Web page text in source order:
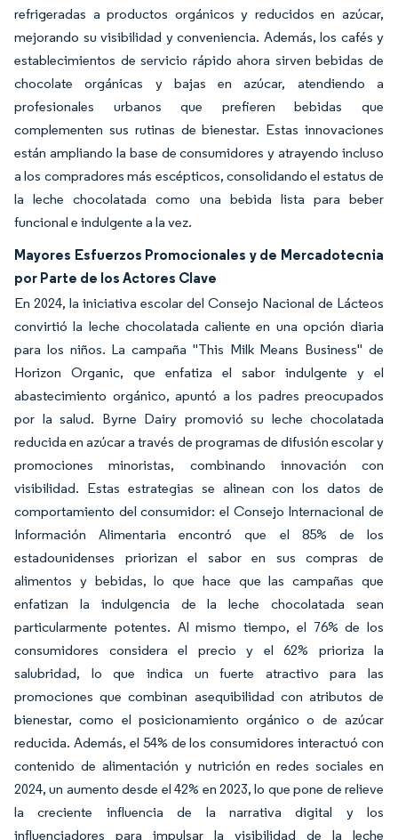
refrigeradas a productos orgánicos y reducidos en azúcar,
mejorando su visibilidad y conveniencia. Además, los cafés y
establecimientos de servicio rápido ahora sirven bebidas de
chocolate orgánicas y bajas en azúcar, atendiendo a
profesionales urbanos que prefieren bebidas que
complementen sus rutinas de bienestar. Estas innovaciones
están ampliando la base de consumidores y atrayendo incluso
a los compradores más escépticos, consolidando el estatus de
la leche chocolatada como una bebida lista para beber
funcional e indulgente a la vez.
Mayores Esfuerzos Promocionales y de Mercadotecnia
por Parte de los Actores Clave
En 2024, la iniciativa escolar del Consejo Nacional de Lácteos
convirtió la leche chocolatada caliente en una opción diaria
para los niños. La campaña "This Milk Means Business" de
Horizon Organic, que enfatiza el sabor indulgente y el
abastecimiento orgánico, apuntó a los padres preocupados
por la salud. Byrne Dairy promovió su leche chocolatada
reducida en azúcar a través de programas de difusión escolar y
promociones minoristas, combinando innovación con
visibilidad. Estas estrategias se alinean con los datos de
comportamiento del consumidor: el Consejo Internacional de
Información Alimentaria encontró que el 85% de los
estadounidenses priorizan el sabor en sus compras de
alimentos y bebidas, lo que hace que las campañas que
enfatizan la indulgencia de la leche chocolatada sean
particularmente potentes. Al mismo tiempo, el 76% de los
consumidores considera el precio y el 62% prioriza la
salubridad, lo que indica un fuerte atractivo para las
promociones que combinan asequibilidad con atributos de
bienestar, como el posicionamiento orgánico o de azúcar
reducida. Además, el 54% de los consumidores interactuó con
contenido de alimentación y nutrición en redes sociales en
2024, un aumento desde el 42% en 2023, lo que pone de relieve
la creciente influencia de la narrativa digital y los
influenciadores para impulsar la visibilidad de la leche